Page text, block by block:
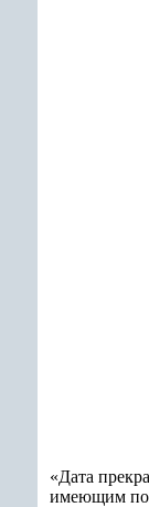
«Дата
имеющим